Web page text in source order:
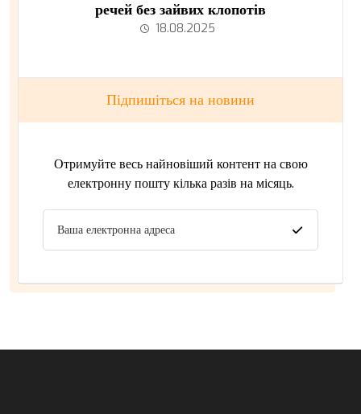
речей без зайвих клопотів
18.08.2025
Підпишіться на новини
Отримуйте весь найновіший контент на свою
електронну пошту кілька разів на місяць.